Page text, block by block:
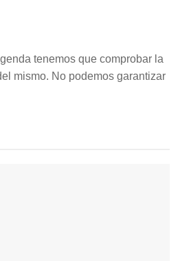
tenemos que comprobar la
mismo. No podemos garantizar